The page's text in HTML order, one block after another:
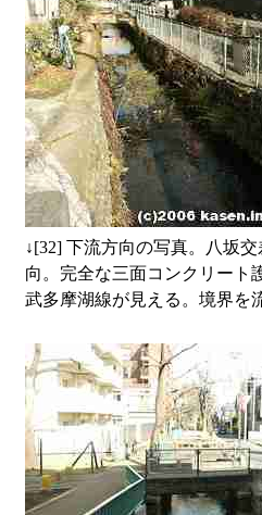
↓[32] 下流方向の写真。八坂
向。完全な三面コンクリート
武多摩湖線が見える。境界を